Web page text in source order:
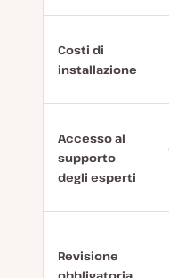
Costi di
installazione
Accesso al
supporto
degli esperti
Revisione